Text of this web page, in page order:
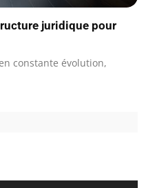
juridique pour
constante évolution,